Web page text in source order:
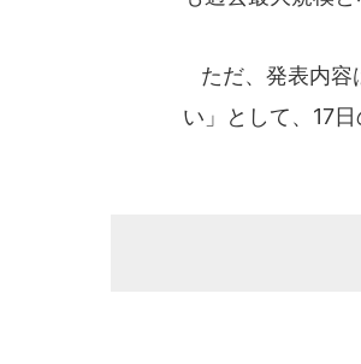
ただ、発表内容
い」として、17